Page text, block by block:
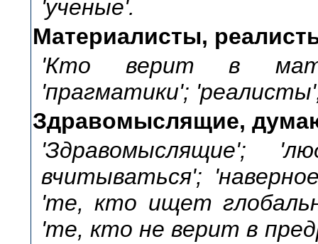
'ученые'.
Материалисты,
'Кто верит в
'прагматики';
Здравомыслящие,
'Здравомыслящие';
вчитываться';
'те, кто ищет
'те, кто не верит в